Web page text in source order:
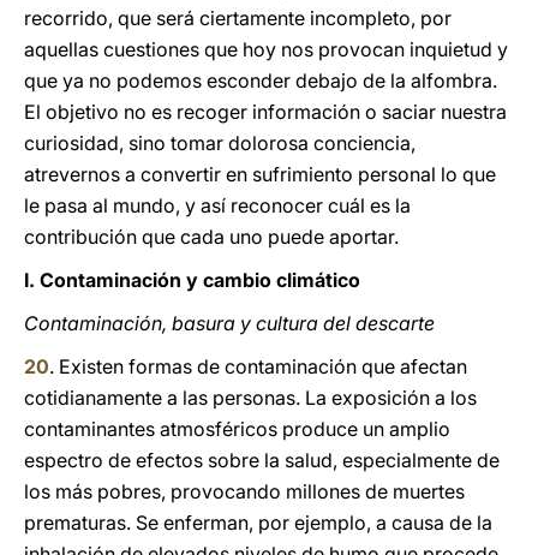
recorrido, que será ciertamente incompleto, por
aquellas cuestiones que hoy nos provocan inquietud y
que ya no podemos esconder debajo de la alfombra.
El objetivo no es recoger información o saciar nuestra
curiosidad, sino tomar dolorosa conciencia,
atrevernos a convertir en sufrimiento personal lo que
le pasa al mundo, y así reconocer cuál es la
contribución que cada uno puede aportar.
I. Contaminación y cambio climático
Contaminación, basura y cultura del descarte
20. Existen formas de contaminación que afectan
cotidianamente a las personas. La exposición a los
contaminantes atmosféricos produce un amplio
espectro de efectos sobre la salud, especialmente de
los más pobres, provocando millones de muertes
prematuras. Se enferman, por ejemplo, a causa de la